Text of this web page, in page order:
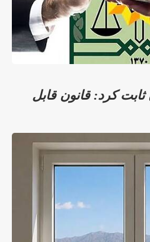
کرد: قانون قابل